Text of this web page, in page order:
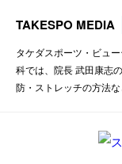
TAKESPO MEDIA
タケダスポーツ・ビュ
科では、院長 武田康志
防・ストレッチの方法